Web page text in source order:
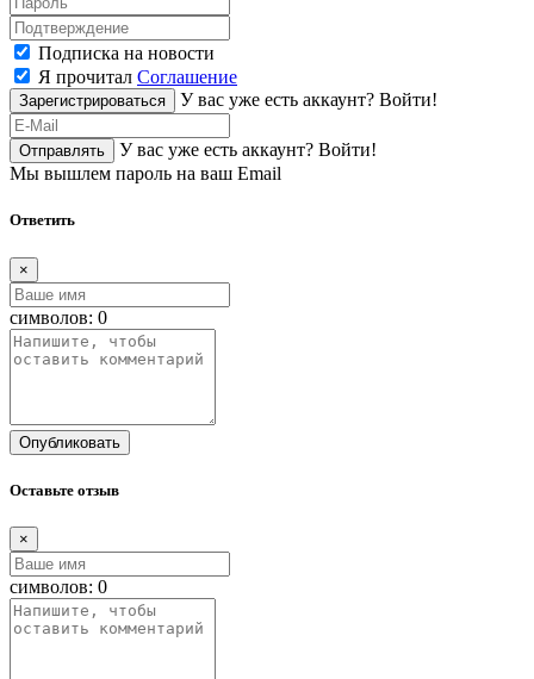
Подписка на новости
Я прочитал Соглашение
Зарегистрироваться У вас уже есть аккаунт? Войти!
Отправлять У вас уже есть аккаунт? Войти!
Мы вышлем пароль на ваш Email
Ответить
×
символов: 0
Опубликовать
Оставьте отзыв
×
символов: 0